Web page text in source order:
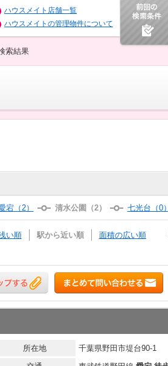
ハウスメイト店舗一覧
ハウスメイトの管理物件について
索結果
宕（2） 清水公園（2） 七光台（0）
い順 駅から近い順 面積の広い順
所在地
千葉県野田市堤台90-1